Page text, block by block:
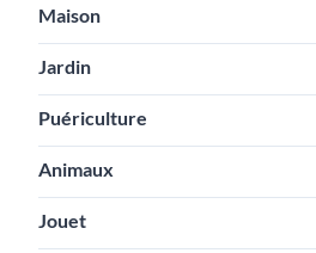
Maison
Jardin
Puériculture
Animaux
Jouet